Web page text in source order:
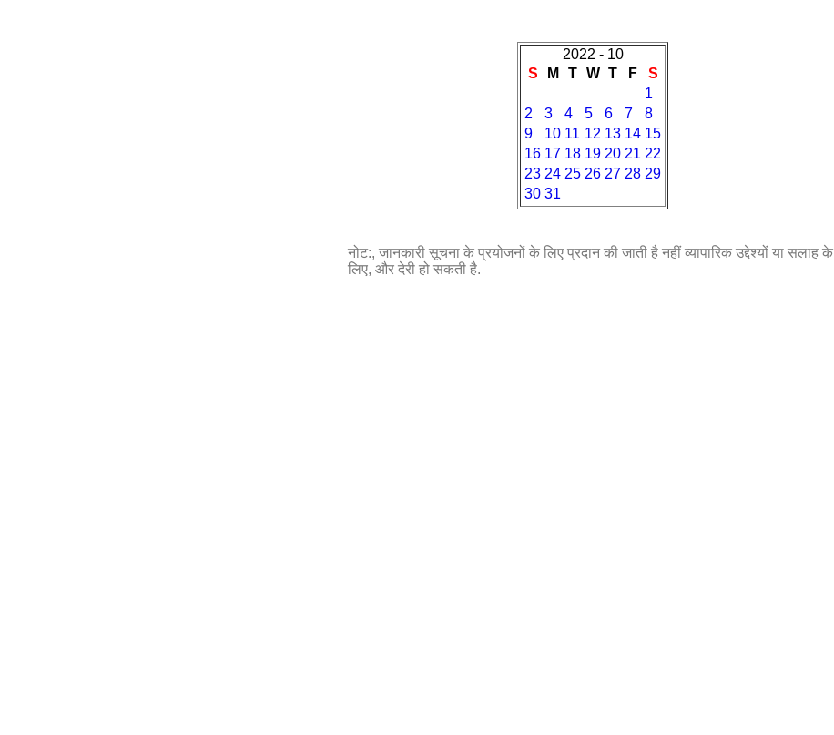
2022 - 10
S
M T W T F
S
1
2
3 4 5 6 7
8
9
10 11 12 13 14 15
16 17 18 19 20 21 22
23 24 25 26 27 28 29
30 31
नोट:, जानकारी सूचना के प्रयोजनों के लिए प्रदान की जाती है नहीं व्यापारिक उद्देश्यों या सलाह के
लिए, और देरी हो सकती है.